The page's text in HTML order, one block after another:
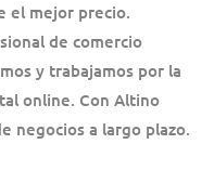
el mejor precio.
de comercio
y trabajamos por la
online. Con Altino
negocios a largo plazo.